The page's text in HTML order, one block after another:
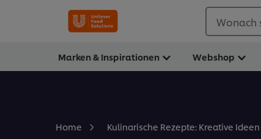
Wonach
Marken & Inspirationen Webshop
Home Kulinarische Rezepte: Kreative